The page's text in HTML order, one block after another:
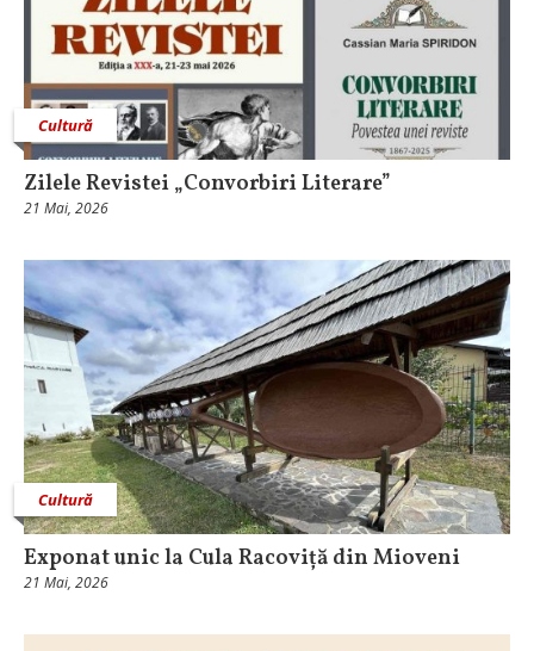
Cultură
Zilele Revistei „Convorbiri Literare”
21 Mai, 2026
Cultură
Exponat unic la Cula Racoviță din Mioveni
21 Mai, 2026